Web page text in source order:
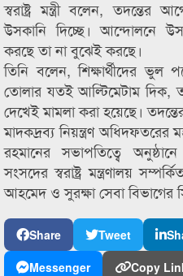
স্বরাষ্ট্র মন্ত্রী বলেন,
উসকানি দিচ্ছে। আন্দোলনে
করছে তা না বুঝেই করছে।
তিনি বলেন, শিক্ষার্থীদের ভুল
তোলার যতই আল্টিমেটাম দিক,
দেখেই মামলা করা হয়েছে।
মাদকদ্রব্য নিয়ন্ত্রণ অধিদফতরের
রহমানের সভাপতিত্বে
সংসদের স্বরাষ্ট্র মন্ত্রণালয়
আহমেদ ও সুরক্ষা সেবা বিভাগের
Share Tweet
Messenger
Copy